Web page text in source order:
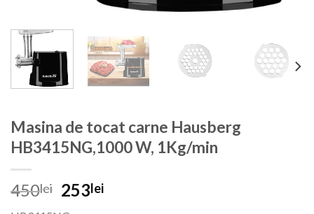
Masina de tocat carne Hausberg
HB3415NG,1000 W, 1Kg/min
450lei Prețul
253leiPrețul